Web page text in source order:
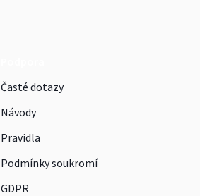
Časté dotazy
Návody
Pravidla
Podmínky soukromí
GDPR